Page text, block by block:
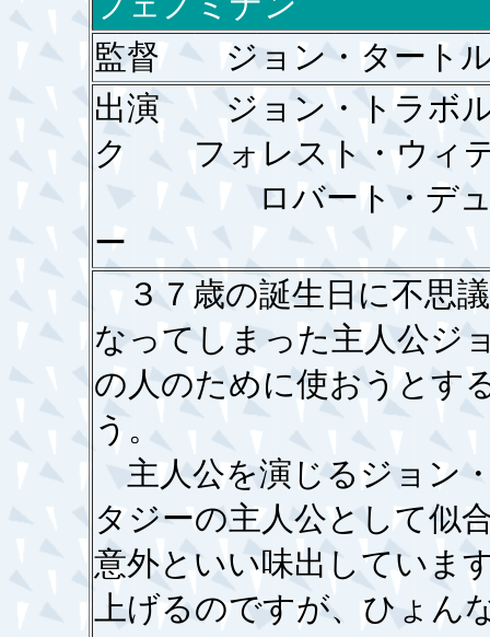
監督 ジョン・タート
出演 ジョン・トラボ
ク フォレスト・ウィ
ロバート・デュバ
ー
３７歳の誕生日に不思
なってしまった主人公ジ
の人のために使おうとす
う。
主人公を演じるジョン
タジーの主人公として似
意外といい味出していま
上げるのですが、ひょん